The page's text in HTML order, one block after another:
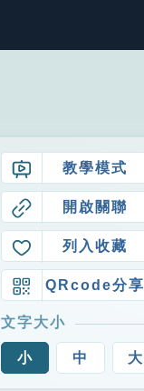
教學模式
開啟關聯
列入收藏
QRcode分享
文字大小
小 中 大